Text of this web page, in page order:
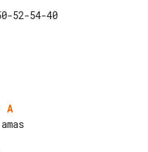
52-54-40
A